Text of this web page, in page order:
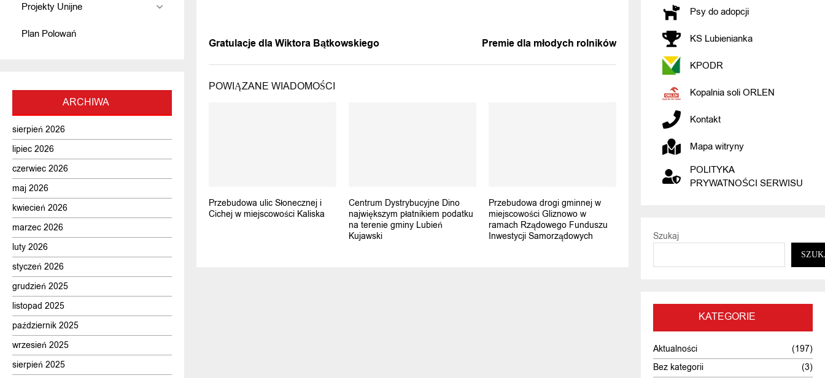
Gratulacje dla Wiktora Bątkowskiego
Premie dla młodych rolników
POWIĄZANE WIADOMOŚCI
Przebudowa ulic Słonecznej i
Cichej w miejscowości Kaliska
Centrum Dystrybucyjne Dino
największym płatnikiem podatku
na terenie gminy Lubień
Kujawski
Przebudowa drogi gminnej w
miejscowości Gliznowo w
ramach Rządowego Funduszu
Inwestycji Samorządowych
Projekty Unijne
Plan Polowań
ARCHIWA
sierpień 2026
lipiec 2026
czerwiec 2026
maj 2026
kwiecień 2026
marzec 2026
luty 2026
styczeń 2026
grudzień 2025
listopad 2025
październik 2025
wrzesień 2025
sierpień 2025
Psy do adopcji
KS Lubienianka
KPODR
Kopalnia soli ORLEN
Kontakt
Mapa witryny
POLITYKA
PRYWATNOŚCI SERWISU
Szukaj
KATEGORIE
Aktualności
(197)
Bez kategorii
(3)